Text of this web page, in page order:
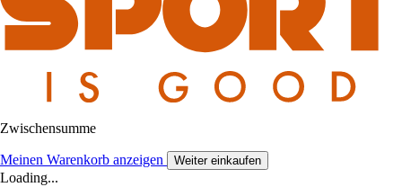
Zwischensumme
Meinen Warenkorb anzeigen Weiter einkaufen
Loading...